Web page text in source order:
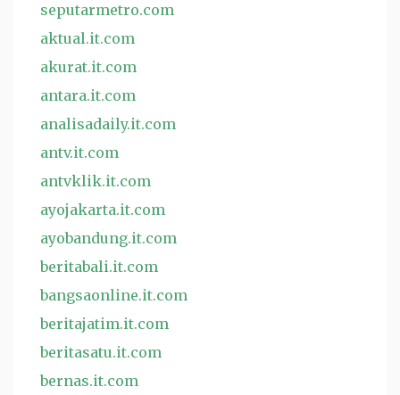
seputarmetro.com
aktual.it.com
akurat.it.com
antara.it.com
analisadaily.it.com
antv.it.com
antvklik.it.com
ayojakarta.it.com
ayobandung.it.com
beritabali.it.com
bangsaonline.it.com
beritajatim.it.com
beritasatu.it.com
bernas.it.com